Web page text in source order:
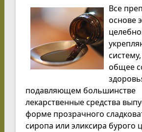
Все
основе
общее
подавляющем большинстве
лекарственные средства
форме прозрачного
сиропа или эликсира бурого